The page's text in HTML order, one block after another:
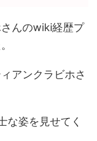
んのwiki経歴プ
アンクラビホさ
な姿を見せてく